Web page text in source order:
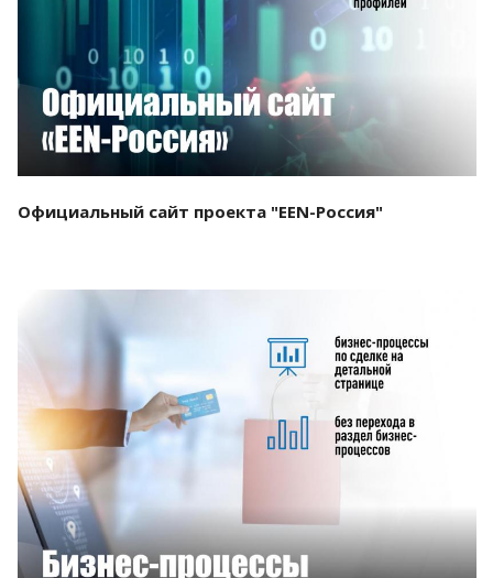
Смотреть проект
Официальный сайт проекта "EEN-Россия"